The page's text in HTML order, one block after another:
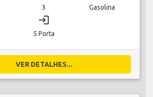
3 Gasolina
login
5 Porta
VER DETALHES...